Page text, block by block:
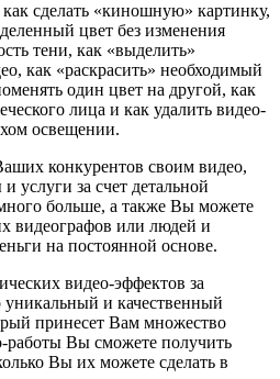
сделать «киношную» картинку,
цвет без изменения
тени, как «выделить»
как «раскрасить» необходимый
один цвет на другой, как
лица и как удалить видео-
освещении.
конкурентов своим видео,
за счет детальной
больше, а также Вы можете
видеографов или людей и
на постоянной основе.
видео-эффектов за
и качественный
принесет Вам множество
Вы сможете получить
Вы их можете сделать в